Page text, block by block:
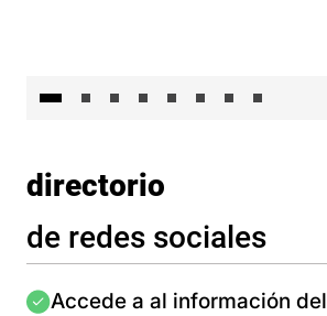
directorio
de redes sociales
Imagen
Accede a al información del